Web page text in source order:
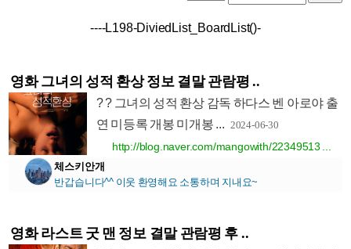
----L198-DiviedList_BoardList()-
영화 그녀의 성적 환상 정보 결말 관람평 ..
? ? 그녀의 성적 환상 감독 하다스 벤 아로야 출
연 미등록 개봉 미개봉 ... 2024-06-30
http://blog.naver.com/mangowith/22349513 ...
체스키안개
반갑습니다^^ 이웃 환영해요 소통하며 지내요~
영화 라스트 굿 맨 정보 결말 관람평 후 ..